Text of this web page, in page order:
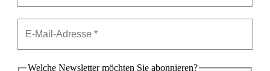
Welche Newsletter möchten Sie abonnieren?